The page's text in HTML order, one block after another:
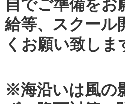
自でご準備を
給等、スクール
くお願い致しま
※海沿いは風の